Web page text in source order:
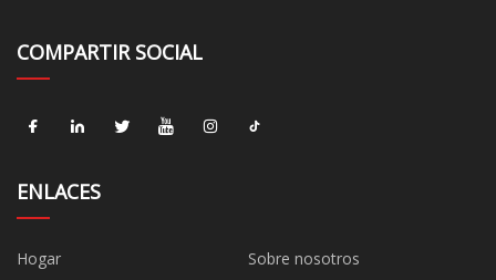
COMPARTIR SOCIAL
ENLACES
Hogar
Sobre nosotros